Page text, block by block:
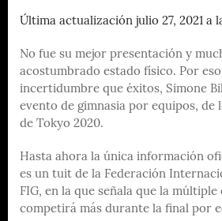
Última actualización julio 27, 2021 a
No fue su mejor presentación y
acostumbrado estado físico. Por
incertidumbre que éxitos, Simone
evento de gimnasia por equipos, de
de Tokyo 2020.
Hasta ahora la única información
es un tuit de la Federación
FIG, en la que señala que la múltiple
competirá más durante la final por